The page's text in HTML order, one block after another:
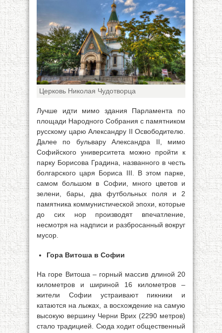
Церковь Николая Чудотворца
Лучше идти мимо здания Парламента по
площади Народного Собрания с памятником
русскому царю Александру II Освободителю.
Далее по бульвару Александра II, мимо
Софийского университета можно пройти к
парку Борисова Градина, названного в честь
болгарского царя Бориса III. В этом парке,
самом большом в Софии, много цветов и
зелени, бары, два футбольных поля и 2
памятника коммунистической эпохи, которые
до сих нор производят впечатление,
несмотря на надписи и разбросанный вокруг
мусор.
Гора Витоша в Софии
На горе Витоша – горный массив длиной 20
километров и шириной 16 километров –
жители Софии устраивают пикники и
катаются на лыжах, а восхождение на самую
высокую вершину Черни Врих (2290 метров)
стало традицией. Сюда ходит общественный